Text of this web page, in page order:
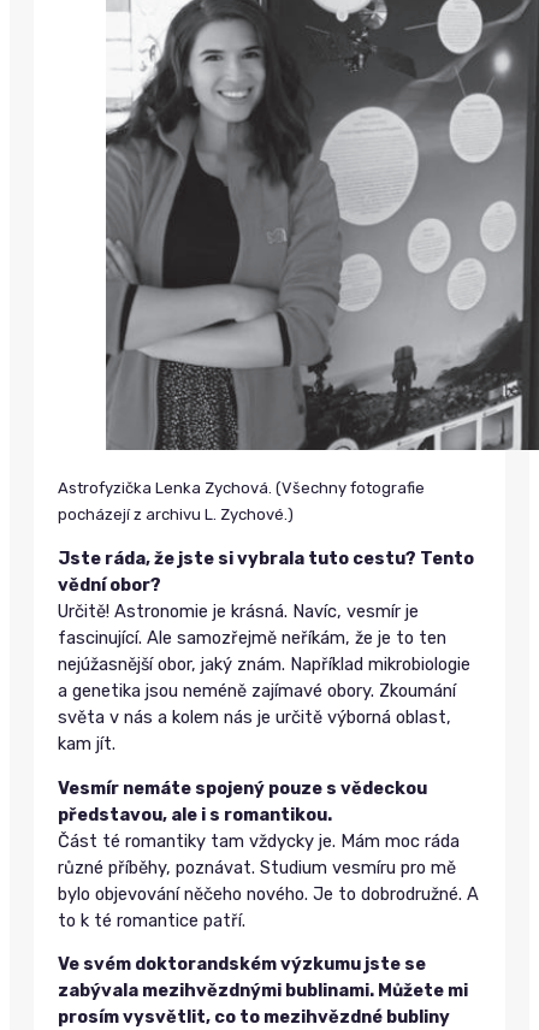
Astrofyzička Lenka Zychová. (Všechny fotografie
pocházejí z archivu L. Zychové.)
Jste ráda, že jste si vybrala tuto cestu? Tento
vědní obor?
Určitě! Astronomie je krásná. Navíc, vesmír je
fascinující. Ale samozřejmě neříkám, že je to ten
nejúžasnější obor, jaký znám. Například mikrobiologie
a genetika jsou neméně zajímavé obory. Zkoumání
světa v nás a kolem nás je určitě výborná oblast,
kam jít.
Vesmír nemáte spojený pouze s vědeckou
představou, ale i s romantikou.
Část té romantiky tam vždycky je. Mám moc ráda
různé příběhy, poznávat. Studium vesmíru pro mě
bylo objevování něčeho nového. Je to dobrodružné. A
to k té romantice patří.
Ve svém doktorandském výzkumu jste se
zabývala mezihvězdnými bublinami. Můžete mi
prosím vysvětlit, co to mezihvězdné bubliny